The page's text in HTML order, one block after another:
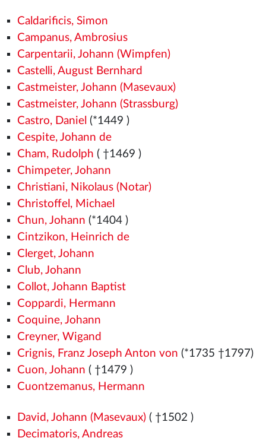
Caldarificis, Simon
Campanus, Ambrosius
Carpentarii, Johann (Wimpfen)
Castelli, August Bernhard
Castmeister, Johann (Masevaux)
Castmeister, Johann (Strassburg)
Castro, Daniel (*1449 )
Cespite, Johann de
Cham, Rudolph ( †1469 )
Chimpeter, Johann
Christiani, Nikolaus (Notar)
Christoffel, Michael
Chun, Johann (*1404 )
Cintzikon, Heinrich de
Clerget, Johann
Club, Johann
Collot, Johann Baptist
Coppardi, Hermann
Coquine, Johann
Creyner, Wigand
Crignis, Franz Joseph Anton von (*1735 †1797)
Cuon, Johann ( †1479 )
Cuontzemanus, Hermann
David, Johann (Masevaux)( †1502 )
Decimatoris, Andreas